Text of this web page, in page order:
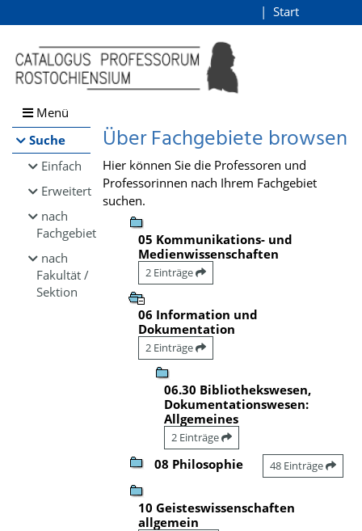
Browsen
direkt zum Inhalt
Start
Menü
Suche
Einfach
Erweitert
nach
Fachgebiet
nach
Fakultät /
Sektion
Über Fachgebiete browsen
Hier können Sie die Professoren und
Professorinnen nach Ihrem Fachgebiet
suchen.
05 Kommunikations- und
Medienwissenschaften
2 Einträge
06 Information und
Dokumentation
2 Einträge
06.30 Bibliothekswesen,
Dokumentationswesen:
Allgemeines
2 Einträge
08 Philosophie 48 Einträge
10 Geisteswissenschaften
allgemein